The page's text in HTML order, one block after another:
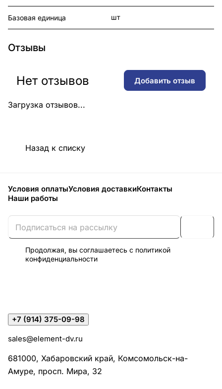
Базовая единица шт
Отзывы
Загрузка отзывов...
Нет отзывов Добавить отзыв
Назад к списку
Условия оплатыУсловия доставкиКонтакты
Наши работы
Продолжая, вы соглашаетесь с политикой
конфиденциальности
+7 (914) 375-09-98
sales@element-dv.ru
681000, Хабаровский край, Комсомольск-на-
Амуре, просп. Мира, 32